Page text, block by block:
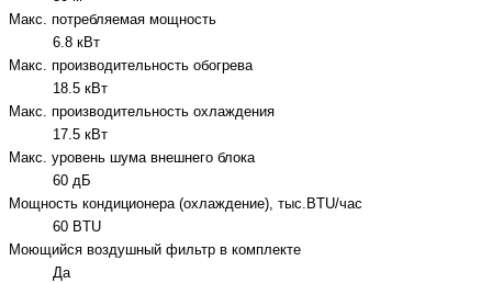
Макс. потребляемая мощность
6.8 кВт
Макс. производительность обогрева
18.5 кВт
Макс. производительность охлаждения
17.5 кВт
Макс. уровень шума внешнего блока
60 дБ
Мощность кондиционера (охлаждение), тыс.BTU/час
60 BTU
Моющийся воздушный фильтр в комплекте
Да